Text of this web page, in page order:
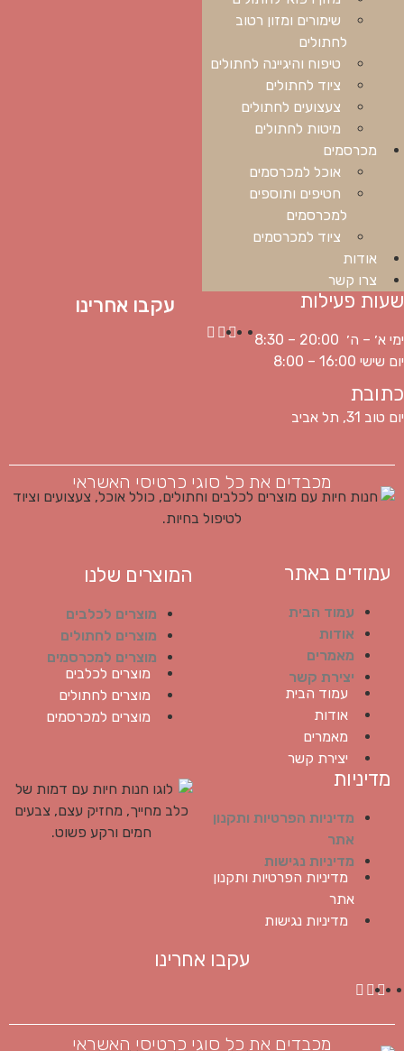
שימורים ומזון רטוב
לחתולים
טיפוח והיגיינה לחתולים
ציוד לחתולים
צעצועים לחתולים
מיטות לחתולים
מכרסמים
אוכל למכרסמים
חטיפים ותוספים
למכרסמים
ציוד למכרסמים
אודות
צרו קשר
שעות פעילות
ימי א׳ – ה׳ 20:00 – 8:30
יום שישי 16:00 – 8:00
כתובת
יום טוב 31, תל אביב
עקבו אחרינו
מכבדים את כל סוגי כרטיסי האשראי
עמודים באתר
עמוד הבית
אודות
מאמרים
יצירת קשר
עמוד הבית
אודות
מאמרים
יצירת קשר
המוצרים שלנו
מוצרים לכלבים
מוצרים לחתולים
מוצרים למכרסמים
מוצרים לכלבים
מוצרים לחתולים
מוצרים למכרסמים
מדיניות
מדיניות הפרטיות ותקנון
אתר
מדיניות נגישות
מדיניות הפרטיות ותקנון
אתר
מדיניות נגישות
עקבו אחרינו
מכבדים את כל סוגי כרטיסי האשראי